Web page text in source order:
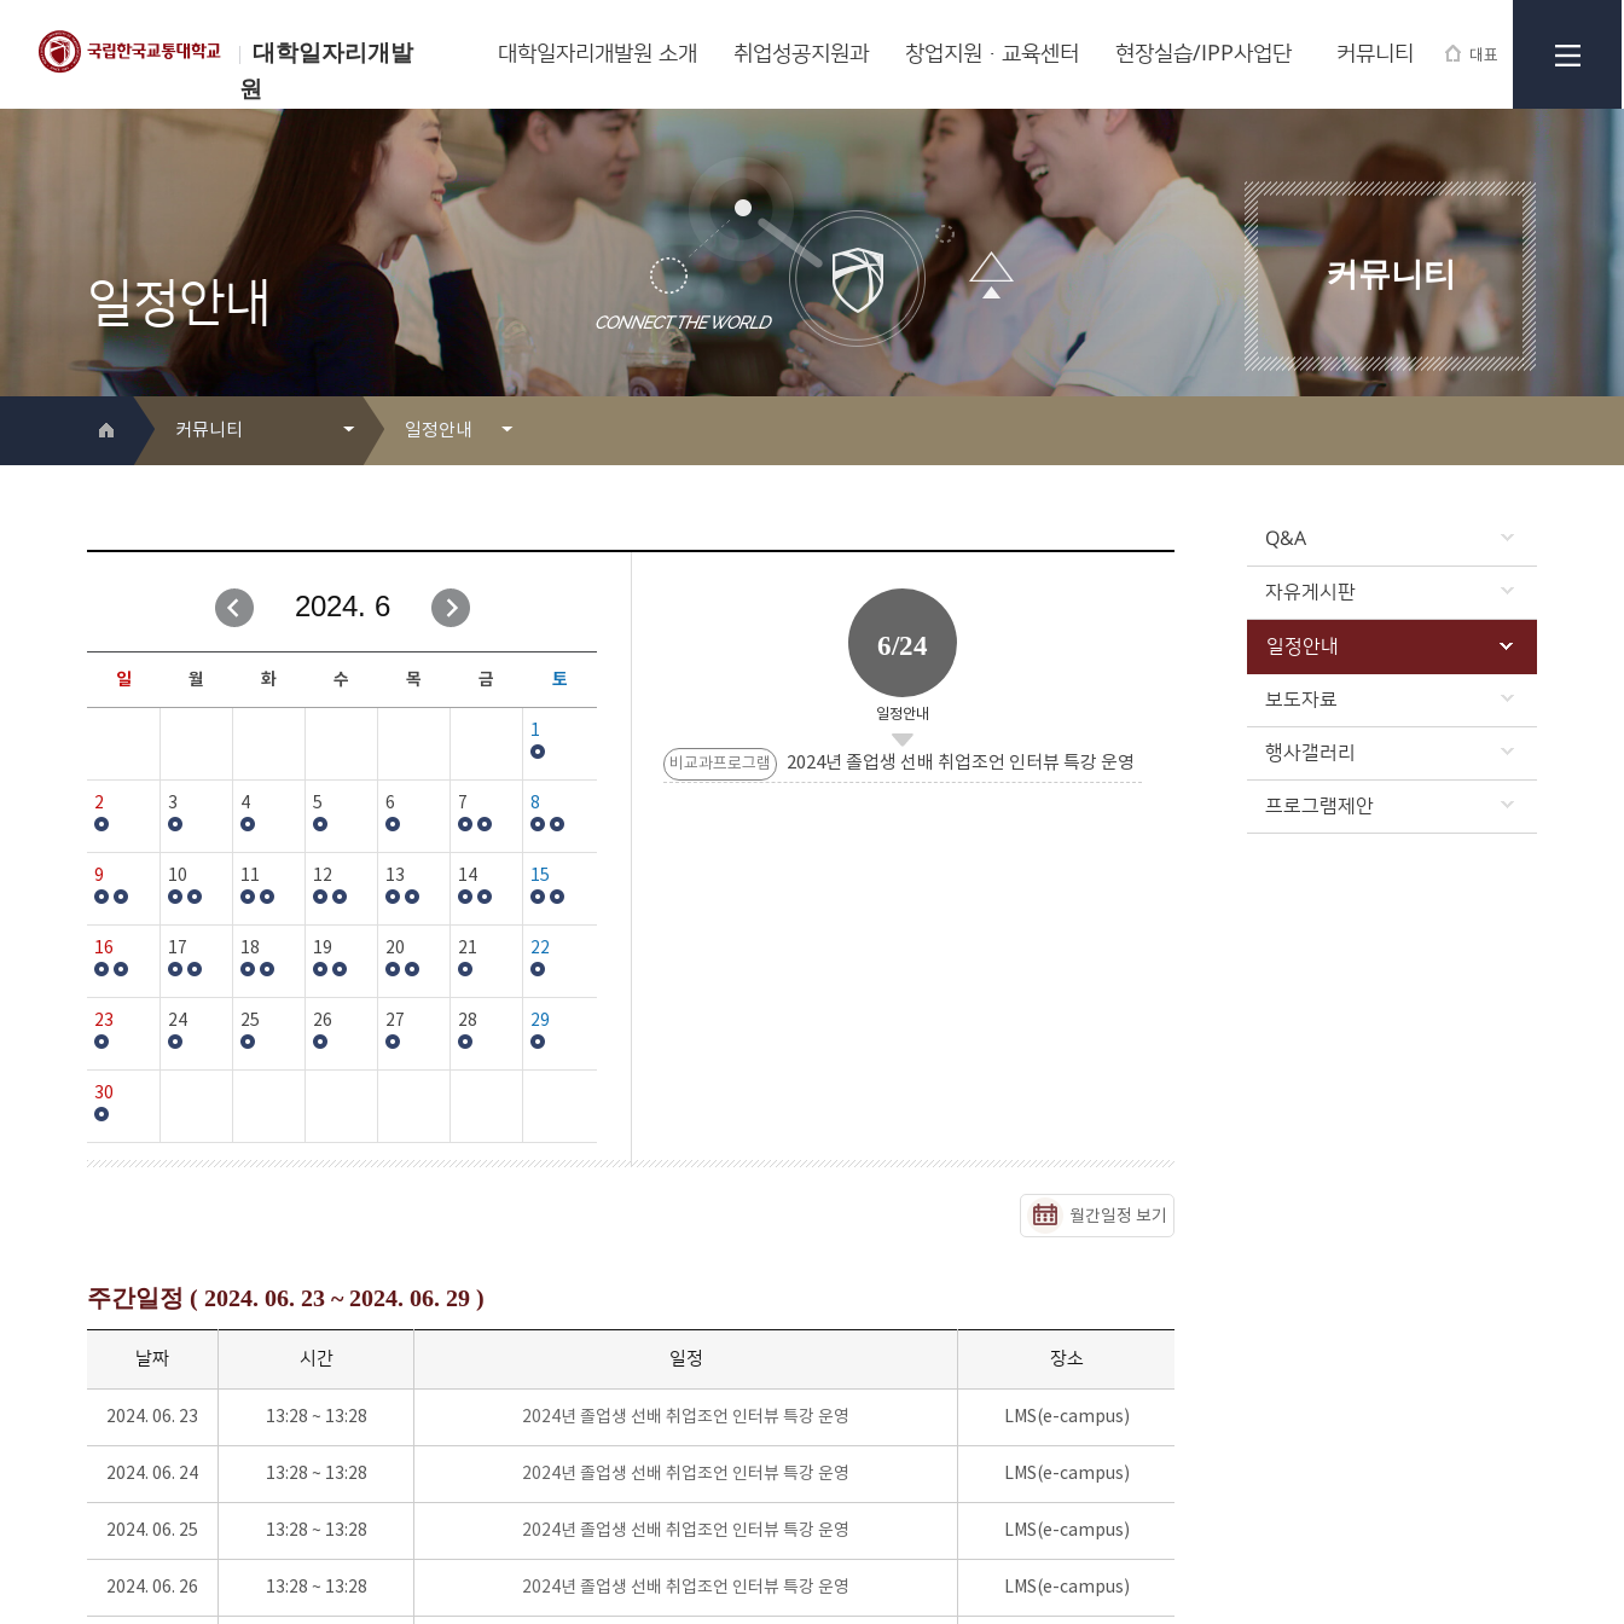
대학일자리개발
원
대표
한국교통대학교
대학일자리개발원
대학일자리개발원 소개 취업성공지원과 창업지원·교육센터 현장실습/IPP사업단 커뮤니티
일정안내
커뮤니티
커뮤니티
취업성공지원과
창업지원·교육센터
현장실습/IPP사업단
커뮤니티
일정안내
자유게시판
일정안내
보도자료
행사갤러리
Q&A
자유게시판
일정안내
보도자료
행사갤러리
프로그램제안
2024. 6
일 월 화 수 목 금 토
1
2 3 4 5 6 7 8
9 10 11 12 13 14 15
16 17 18 19 20 21 22
23 24 25 26 27 28 29
30
6/24
일정안내
비교과프로그램 2024년 졸업생 선배 취업조언 인터뷰 특강 운영
월간일정 보기
주간일정 ( 2024. 06. 23 ~ 2024. 06. 29 )
날짜 시간 일정 장소
2024. 06. 23 13:28 ~ 13:28 2024년 졸업생 선배 취업조언 인터뷰 특강 운영 LMS(e-campus)
2024. 06. 24 13:28 ~ 13:28 2024년 졸업생 선배 취업조언 인터뷰 특강 운영 LMS(e-campus)
2024. 06. 25 13:28 ~ 13:28 2024년 졸업생 선배 취업조언 인터뷰 특강 운영 LMS(e-campus)
2024. 06. 26 13:28 ~ 13:28 2024년 졸업생 선배 취업조언 인터뷰 특강 운영 LMS(e-campus)